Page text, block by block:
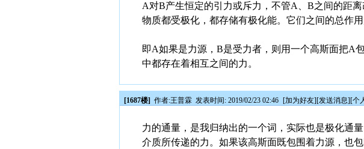
A对B产生恒定的引力或斥力，不管A、B之间的距
物质都受极化，都存储有极化能。它们之间的总作
即A如果是力源，B是受力者，则用一个高斯面把A
中都存在着相互之间的力。
[1687楼] 作者:王普霖 发表时间: 2019/02/23 02:46 [加为好友][发送消息][个
力的通量，是我归纳出的一个词，实际也是极化通
介质所传递的力。如果该高斯面既包围着力源，也